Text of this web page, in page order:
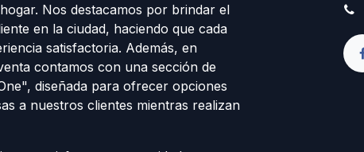
Nos destacamos por brindar el
en la ciudad, haciendo que cada
satisfactoria. Además, en
contamos con una sección de
diseñada para ofrecer opciones
a nuestros clientes mientras realizan